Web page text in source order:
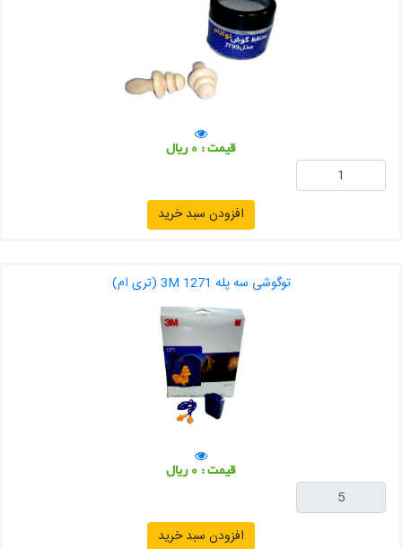
قیمت : 0 ریال
افزودن سبد خرید
توگوشی سه پله 3M 1271 (تری ام)
قیمت : 0 ریال
افزودن سبد خرید